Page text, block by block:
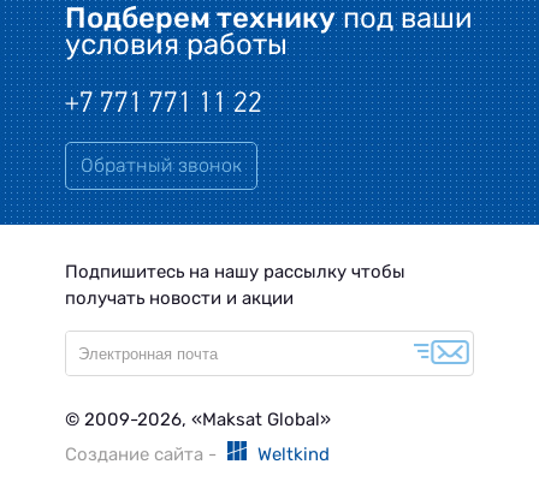
Подберем техникупод ваши
условия работы
+7 771 771 11 22
Обратный звонок
Подпишитесь на нашу рассылку чтобы
получать новости и акции
© 2009-2026, «Maksat Global»
Создание сайта -
Weltkind